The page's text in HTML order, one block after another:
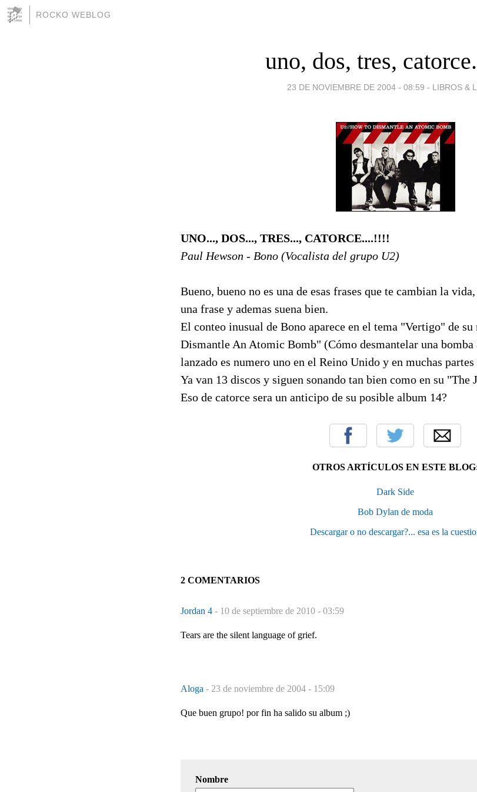
ROCKO WEBLOG
uno, dos, tres,
23 DE NOVIEMBRE DE 2004 - 08:59 - LIBROS &
UNO..., DOS..., TRES..., CATORCE....!!!!
Paul Hewson - Bono (Vocalista del grupo U2)
Bueno, bueno no es una de esas frases que te cambian la
una frase y ademas suena bien.
El conteo inusual de Bono aparece en el tema "Vertigo" de
Dismantle An Atomic Bomb" (Cómo desmantelar una
lanzado es numero uno en el Reino Unido y en muchas
Ya van 13 discos y siguen sonando tan bien como en su "The
Eso de catorce sera un anticipo de su posible album 14?
OTROS ARTÍCULOS EN ESTE
Dark Side
Bob Dylan de moda
Descargar o no descargar?... esa es la
2 COMENTARIOS
Jordan 4 - 10 de septiembre de 2010 - 03:59
Tears are the silent language of grief.
Aloga - 23 de noviembre de 2004 - 15:09
Que buen grupo! por fin ha salido su album ;)
Nombre